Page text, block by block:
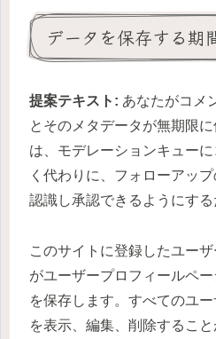
データを保存する期
提案テキスト: あなたがコメ
とそのメタデータが無期限
は、モデレーションキュー
く代わりに、フォローアッ
認識し承認できるようにする
このサイトに登録したユー
がユーザープロフィールペ
を保存します。すべてのユ
を表示、編集、削除するこ